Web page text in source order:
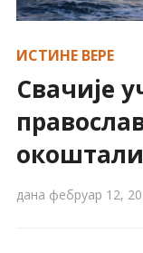
ИСТИНЕ ВЕРЕ
Свачије
дана фебруар 12,